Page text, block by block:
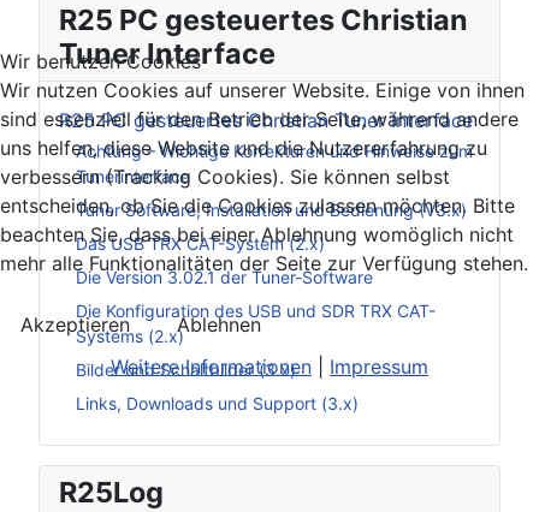
R25 PC gesteuertes Christian
Tuner Interface
R25 PC gesteuertes Christian Tuner Interface
Achtung – Wichtige Korrekturen und Hinweise zum
Tunerinterface
Tuner Software, Installation und Bedienung (V3.x)
Das USB TRX CAT-System (2.x)
Die Version 3.02.1 der Tuner-Software
Die Konfiguration des USB und SDR TRX CAT-
Systems (2.x)
Bilder und Schaltbilder (3.x)
Links, Downloads und Support (3.x)
R25Log
Wir benutzen Cookies
Wir nutzen Cookies auf unserer Website. Einige von ihnen
sind essenziell für den Betrieb der Seite, während andere
uns helfen, diese Website und die Nutzererfahrung zu
verbessern (Tracking Cookies). Sie können selbst
entscheiden, ob Sie die Cookies zulassen möchten. Bitte
beachten Sie, dass bei einer Ablehnung womöglich nicht
mehr alle Funktionalitäten der Seite zur Verfügung stehen.
Akzeptieren
Ablehnen
Weitere Informationen
Impressum